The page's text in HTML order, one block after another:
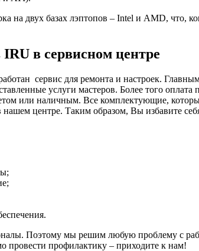
на двух базах лэптопов – Intel и AMD, что,
в сервисном центре
сервис для ремонта и настроек.
услуги мастеров. Более того
или наличным. Все комплектующие,
центре. Таким образом, Вы избавите
Поэтому мы решим любую проблему с
провести профилактику – приходите к нам!